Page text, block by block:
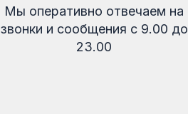
Мы оперативно отвечаем на
звонки и сообщения с 9.00 до
23.00